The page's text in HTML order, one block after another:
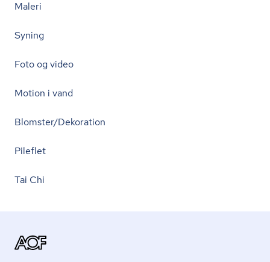
Maleri
Syning
Foto og video
Motion i vand
Blomster/Dekoration
Pileflet
Tai Chi